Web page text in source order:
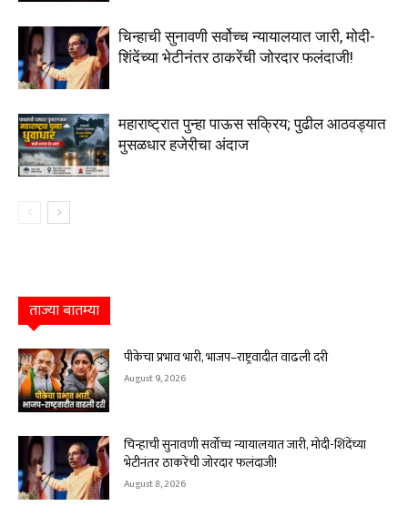
चिन्हाची सुनावणी सर्वोच्च न्यायालयात जारी, मोदी-
शिंदेंच्या भेटीनंतर ठाकरेंची जोरदार फलंदाजी!
महाराष्ट्रात पुन्हा पाऊस सक्रिय; पुढील आठवड्यात
मुसळधार हजेरीचा अंदाज
ताज्या बातम्या
पीकेचा प्रभाव भारी, भाजप–राष्ट्रवादीत वाढली दरी
August 9, 2026
चिन्हाची सुनावणी सर्वोच्च न्यायालयात जारी, मोदी-शिंदेंच्या
भेटीनंतर ठाकरेंची जोरदार फलंदाजी!
August 8, 2026